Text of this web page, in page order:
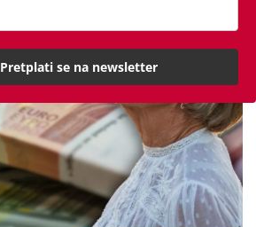
Pretplati se na newsletter